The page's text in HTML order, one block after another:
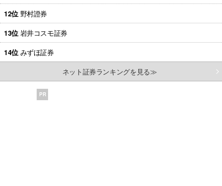
12位 野村證券
13位 岩井コスモ証券
14位 みずほ証券
ネット証券ランキングを見る≫
PR